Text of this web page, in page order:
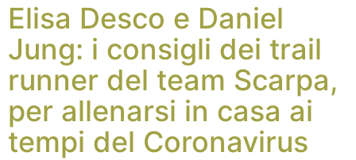
Elisa Desco e Daniel
Jung: i consigli dei trail
runner del team Scarpa,
per allenarsi in casa ai
tempi del Coronavirus